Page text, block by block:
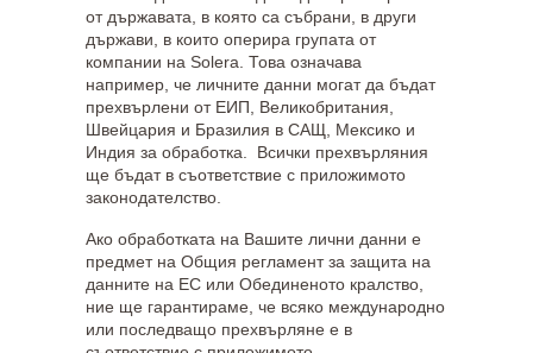
от държавата, в която са събрани, в други
държави, в които оперира групата от
компании на Solera. Това означава
например, че личните данни могат да бъдат
прехвърлени от ЕИП, Великобритания,
Швейцария и Бразилия в САЩ, Мексико и
Индия за обработка. Всички прехвърляния
ще бъдат в съответствие с приложимото
законодателство.
Ако обработката на Вашите лични данни е
предмет на Общия регламент за защита на
данните на ЕС или Обединеното кралство,
ние ще гарантираме, че всяко международно
или последващо прехвърляне е в